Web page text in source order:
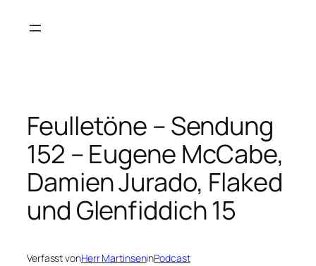
Inhalt
Feulletöne – Sendung
152 – Eugene McCabe,
Damien Jurado, Flaked
und Glenfiddich 15
Verfasst vonHerr MartinseninPodcast